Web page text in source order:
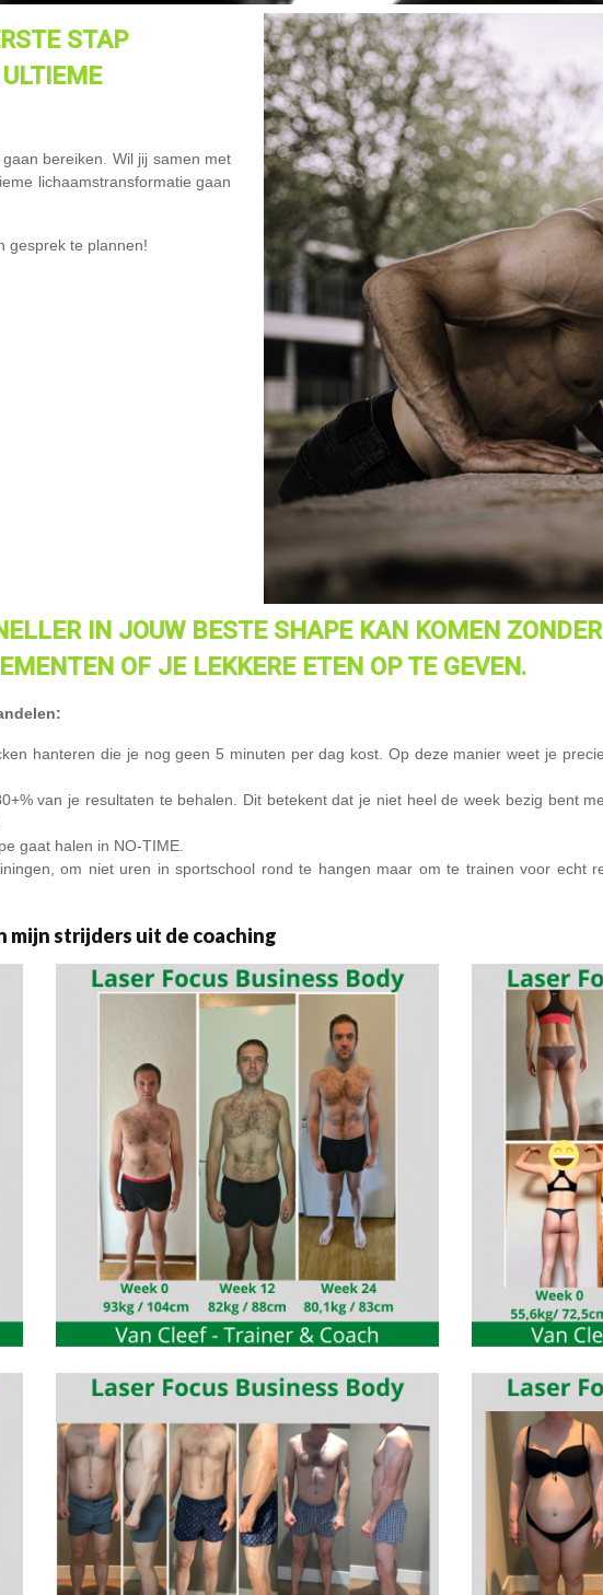
STAP
bereiken. Wil jij samen met
lichaamstransformatie gaan
gesprek te plannen!
IN JOUW BESTE SHAPE KAN KOMEN
OF JE LEKKERE ETEN OP TE GEVEN.
hanteren die je nog geen 5 minuten per dag kost. Op deze manier weet je
van je resultaten te behalen. Dit betekent dat je niet heel de week bezig bent
gaat halen in NO-TIME.
om niet uren in sportschool rond te hangen maar om te trainen voor echt
mijn strijders uit de coaching